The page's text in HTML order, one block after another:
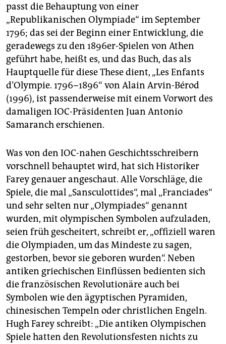
passt die Behauptung von einer
„Republikanischen Olympiade“ im September
1796; das sei der Beginn einer Entwicklung, die
geradewegs zu den 1896er-Spielen von Athen
geführt habe, heißt es, und das Buch, das als
Hauptquelle für diese These dient, „Les Enfants
d’Olympie. 1796–1896“ von Alain Arvin-Bérod
(1996), ist passenderweise mit einem Vorwort des
damaligen IOC-Präsidenten Juan Antonio
Samaranch erschienen.
Was von den IOC-nahen Geschichtsschreibern
vorschnell behauptet wird, hat sich Historiker
Farey genauer angeschaut. Alle Vorschläge, die
Spiele, die mal „Sansculottides“, mal „Franciades“
und sehr selten nur „Olympiades“ genannt
wurden, mit olympischen Symbolen aufzuladen,
seien früh gescheitert, schreibt er, „offiziell waren
die Olympiaden, um das Mindeste zu sagen,
gestorben, bevor sie geboren wurden“. Neben
antiken griechischen Einflüssen bedienten sich
die französischen Revolutionäre auch bei
Symbolen wie den ägyptischen Pyramiden,
chinesischen Tempeln oder christlichen Engeln.
Hugh Farey schreibt: „Die antiken Olympischen
Spiele hatten den Revolutionsfesten nichts zu